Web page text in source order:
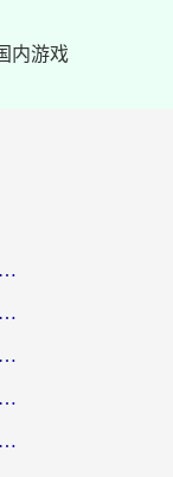
内游戏
国外打魔渊之刃用什么加速器？2026海外玩家国服游戏加速全攻略（附闪耀暖暖&复苏的魔女避坑指南）
在美国怎么打英雄联盟不卡？留学生亲测的国服游戏加速全攻略
国外玩无尽冬日用什么加速器免费？海外党国服游戏加速避坑指南
海外玩三国杀总卡顿？这份三国杀游戏加速器指南帮你告别延迟烦恼
火影忍者美国加速器有哪些？海外党亲测的国服游戏加速全攻略（含菲律宾玩三国之刃守望黎明技巧）